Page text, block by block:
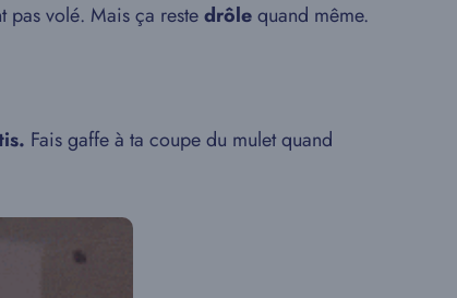
pas volé. Mais ça restedrôlequand même.
Fais gaffe à ta coupe du mulet quand